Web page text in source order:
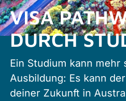
VISA
DURCH
Ein Studium kann mehr
Ausbildung: Es kann
deiner Zukunft in